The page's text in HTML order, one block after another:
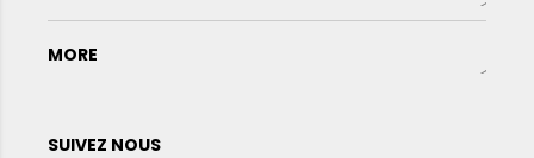
MORE
SUIVEZ NOUS